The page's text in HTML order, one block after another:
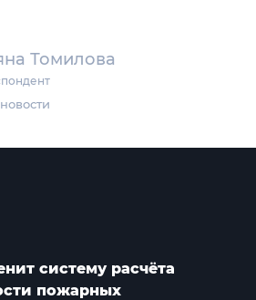
Томилова
систему расчёта
пожарных